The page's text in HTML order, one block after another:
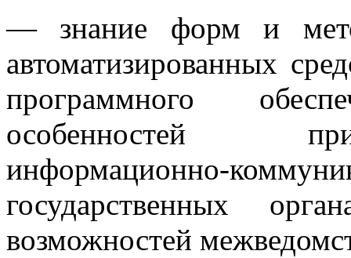
— знание форм и
автоматизированных
программного
особенностей
информационно-
государственных
возможностей